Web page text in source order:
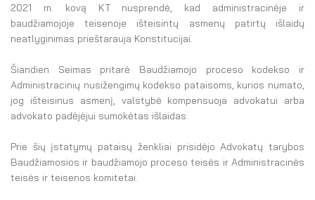
El. parduotuvė
LT
EN
DE
2021 m. kovą KT nusprendė, kad administracinėje ir
baudžiamojoje teisenoje išteisintų asmenų patirtų išlaidų
neatlyginimas prieštarauja Konstitucijai.
Šiandien Seimas pritarė Baudžiamojo proceso kodekso ir
Administracinių nusižengimų kodekso pataisoms, kurios numato,
jog išteisinus asmenį, valstybė kompensuoja advokatui arba
advokato padėjėjui sumokėtas išlaidas.
Prie šių įstatymų pataisų ženkliai prisidėjo Advokatų tarybos
Baudžiamosios ir baudžiamojo proceso teisės ir Administracinės
teisės ir teisenos komitetai.